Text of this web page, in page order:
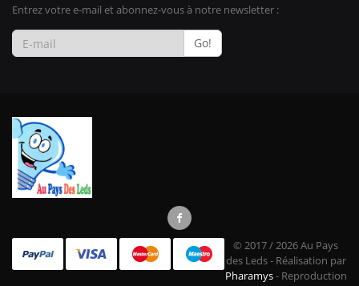
Entrez votre e-mail et abonnez-vous à notre newsletter :
Go!
© 2017 / 2026 Au Pays
des Leds - Réalisation par
Pharamys- Reproduction